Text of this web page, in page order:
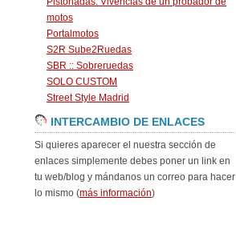
motos
Portalmotos
S2R Sube2Ruedas
SBR :: Sobreruedas
SOLO CUSTOM
Street Style Madrid
INTERCAMBIO DE ENLACES
Si quieres aparecer el nuestra sección de
enlaces simplemente debes poner un link en
tu web/blog y mándanos un correo para hacer
lo mismo (más información)